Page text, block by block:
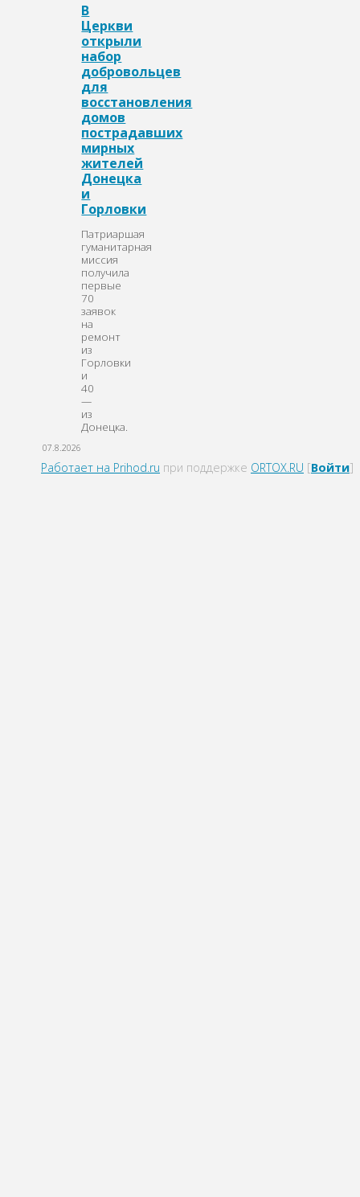
В
Церкви
открыли
набор
добровольцев
для
восстановления
домов
пострадавших
мирных
жителей
Донецка
и
Горловки
Патриаршая
гуманитарная
миссия
получила
первые
70
заявок
на
ремонт
из
Горловки
и
40
—
из
Донецка.
07.8.2026
Работает на Prihod.ru при поддержке ORTOX.RU [Войти]